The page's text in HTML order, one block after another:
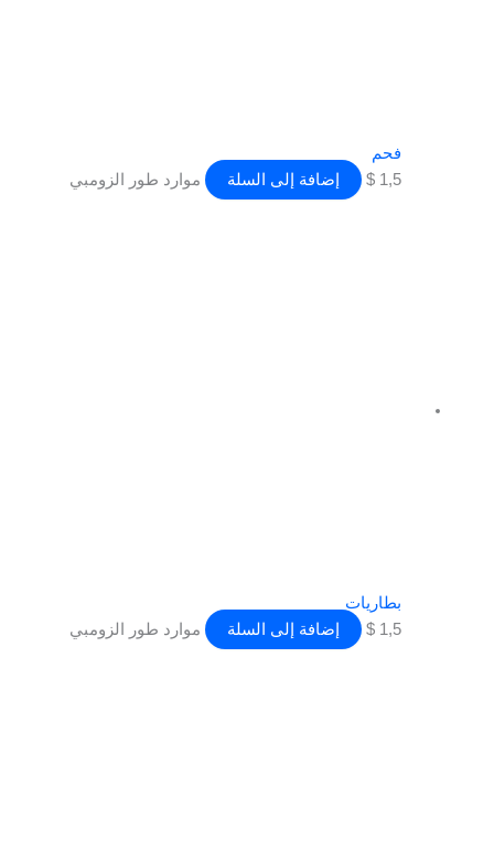
فحم
1,5
$ إضافة إلى السلة موارد طور الزومبي
بطاريات
1,5
$ إضافة إلى السلة موارد طور الزومبي